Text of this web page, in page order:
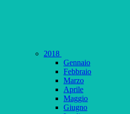
2018
Gennaio
Febbraio
Marzo
Aprile
Maggio
Giugno